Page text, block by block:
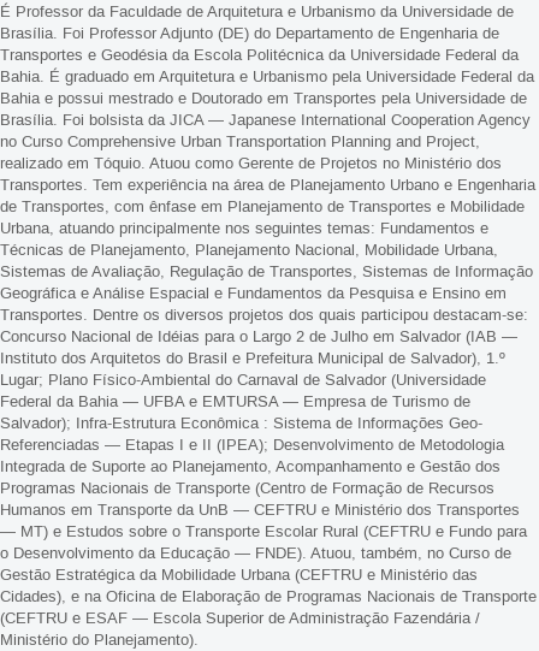
É Professor da Faculdade de Arquitetura e Urbanismo da Universidade de
Brasília. Foi Professor Adjunto (DE) do Departamento de Engenharia de
Transportes e Geodésia da Escola Politécnica da Universidade Federal da
Bahia. É graduado em Arquitetura e Urbanismo pela Universidade Federal da
Bahia e possui mestrado e Doutorado em Transportes pela Universidade de
Brasília. Foi bolsista da JICA — Japanese International Cooperation Agency
no Curso Comprehensive Urban Transportation Planning and Project,
realizado em Tóquio. Atuou como Gerente de Projetos no Ministério dos
Transportes. Tem experiência na área de Planejamento Urbano e Engenharia
de Transportes, com ênfase em Planejamento de Transportes e Mobilidade
Urbana, atuando principalmente nos seguintes temas: Fundamentos e
Técnicas de Planejamento, Planejamento Nacional, Mobilidade Urbana,
Sistemas de Avaliação, Regulação de Transportes, Sistemas de Informação
Geográfica e Análise Espacial e Fundamentos da Pesquisa e Ensino em
Transportes. Dentre os diversos projetos dos quais participou destacam-se:
Concurso Nacional de Idéias para o Largo 2 de Julho em Salvador (IAB —
Instituto dos Arquitetos do Brasil e Prefeitura Municipal de Salvador), 1.º
Lugar; Plano Físico-Ambiental do Carnaval de Salvador (Universidade
Federal da Bahia — UFBA e EMTURSA — Empresa de Turismo de
Salvador); Infra-Estrutura Econômica : Sistema de Informações Geo-
Referenciadas — Etapas I e II (IPEA); Desenvolvimento de Metodologia
Integrada de Suporte ao Planejamento, Acompanhamento e Gestão dos
Programas Nacionais de Transporte (Centro de Formação de Recursos
Humanos em Transporte da UnB — CEFTRU e Ministério dos Transportes
— MT) e Estudos sobre o Transporte Escolar Rural (CEFTRU e Fundo para
o Desenvolvimento da Educação — FNDE). Atuou, também, no Curso de
Gestão Estratégica da Mobilidade Urbana (CEFTRU e Ministério das
Cidades), e na Oficina de Elaboração de Programas Nacionais de Transporte
(CEFTRU e ESAF — Escola Superior de Administração Fazendária /
Ministério do Planejamento).